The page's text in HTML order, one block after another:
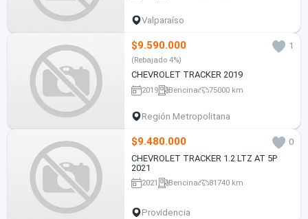
Valparaíso
$9.590.000 1
(Rebajado 4%)
CHEVROLET TRACKER 2019
2019 Bencina 75000 km
Región Metropolitana
$9.480.000
0
CHEVROLET TRACKER 1.2 LTZ AT 5P
2021
2021 Bencina 81740 km
Providencia